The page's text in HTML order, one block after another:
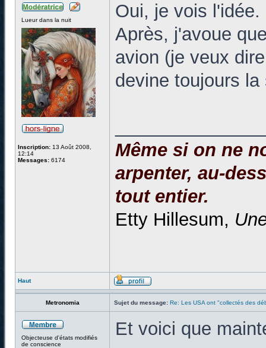
Lueur dans la nuit
Inscription: 13 Août 2008,
12:14
Messages: 6174
Oui, je vois l'idée.
Après, j'avoue
avion (je veux
devine toujours
Même si on ne
arpenter, au-
tout entier.
Etty Hillesum,
Haut
Metronomia Sujet du message: Re: Les USA ont "collectés des
Objecteuse d'états modifiés
de conscience
Et voici que